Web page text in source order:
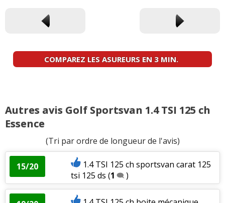
COMPAREZ LES ASUREURS EN 3 MIN.
Autres avis Golf Sportsvan 1.4 TSI 125 ch
Essence
(Tri par ordre de longueur de l'avis)
15/20
1.4 TSI 125 ch sportsvan carat 125
tsi 125 ds (1 )